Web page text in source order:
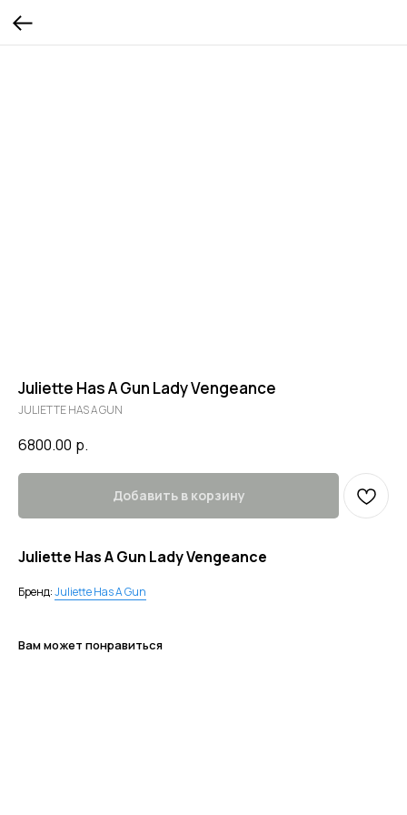
Juliette Has A Gun Lady Vengeance
JULIETTE HAS A GUN
6800.00 р.
Добавить в корзину
Juliette Has A Gun Lady Vengeance
Бренд:Juliette Has A Gun
Вам может понравиться